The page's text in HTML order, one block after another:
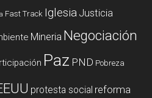
Fast Track Iglesia Justicia
Mineria Negociación
Paz PND Pobreza
protesta social reforma